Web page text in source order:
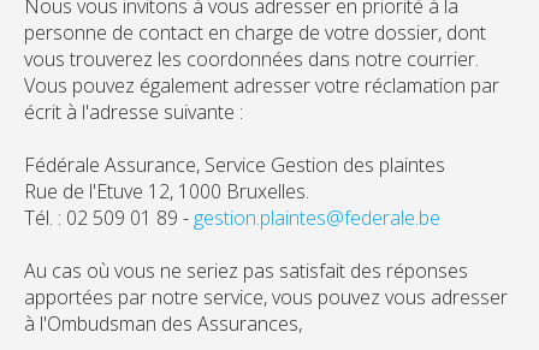
Nous vous invitons à vous adresser en priorité à la
personne de contact en charge de votre dossier, dont
vous trouverez les coordonnées dans notre courrier.
Vous pouvez également adresser votre réclamation par
écrit à l'adresse suivante :
Fédérale Assurance, Service Gestion des plaintes
Rue de l'Etuve 12, 1000 Bruxelles.
Tél. : 02 509 01 89 - gestion.plaintes@federale.be
Au cas où vous ne seriez pas satisfait des réponses
apportées par notre service, vous pouvez vous adresser
à l'Ombudsman des Assurances,